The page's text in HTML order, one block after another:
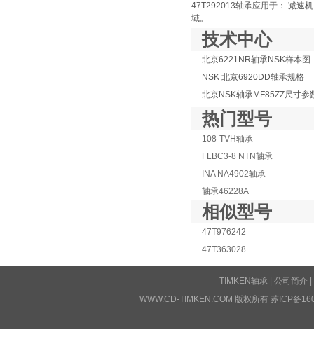
47T292013轴承应用于： 减速
域。
技术中心
北京6221NR轴承NSK样本图
NSK 北京6920DD轴承规格
北京NSK轴承MF85ZZ尺寸参
热门型号
108-TVH轴承
FLBC3-8 NTN轴承
INA NA4902轴承
轴承46228A
相似型号
47T976242
47T363028
TIMKEN轴承 公司简介
WWW.CD-TIMKEN.COM 版权所有 苏ICP备